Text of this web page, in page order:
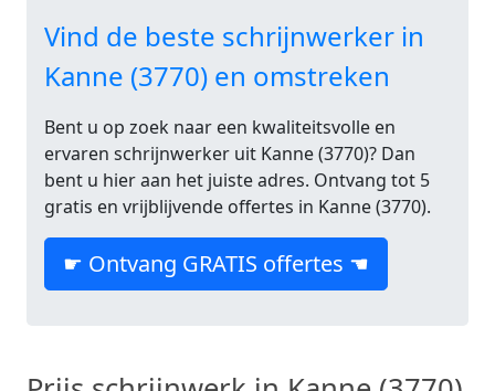
Vind de beste schrijnwerker in
Kanne (3770) en omstreken
Bent u op zoek naar een kwaliteitsvolle en
ervaren schrijnwerker uit Kanne (3770)? Dan
bent u hier aan het juiste adres. Ontvang tot 5
gratis en vrijblijvende offertes in Kanne (3770).
☛ Ontvang GRATIS offertes ☚